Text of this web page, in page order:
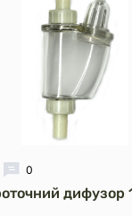
0
дифузор